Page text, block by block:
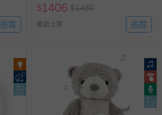
使用、退貨及商品運送方式等有疑
愛客服中心。
合」等錯誤原因，導致無法安排出貨，
知訂單取消事宜，並將提供適當補
追蹤
$1406 $1480
最新上架 追蹤